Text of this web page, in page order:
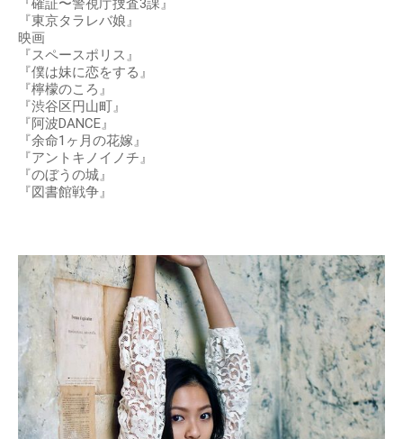
『確証〜警視庁捜査3課』
『東京タラレバ娘』
映画
『スペースポリス』
『僕は妹に恋をする』
『檸檬のころ』
『渋谷区円山町』
『阿波DANCE』
『余命1ヶ月の花嫁』
『アントキノイノチ』
『のぼうの城』
『図書館戦争』